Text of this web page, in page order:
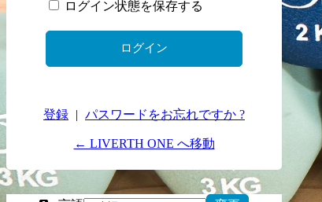
ログイン状態を保存する
登録 | パスワードをお忘れですか ?
← LIVERTH ONE へ移動